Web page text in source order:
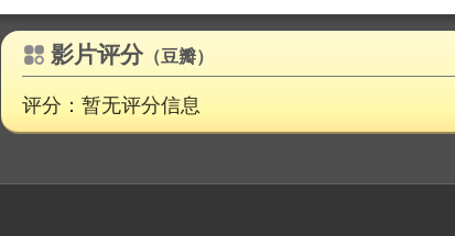
影片评分（豆瓣）
评分：暂无评分信息